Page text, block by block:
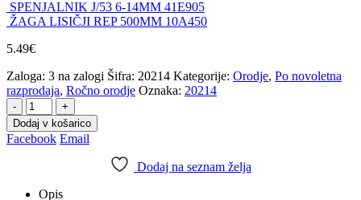
SPENJALNIK J/53 6-14MM 41E905
ŽAGA LISIČJI REP 500MM 10A450
5.49€
Zaloga: 3 na zalogi Šifra: 20214 Kategorije: Orodje, Po novoletna
razprodaja, Ročno orodje Oznaka: 20214
-
+
Dodaj v košarico
Facebook Email
Dodaj na seznam želja
Opis